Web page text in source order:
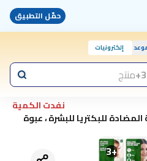
حمّل التطبيق
إلكترونيات
منتج
نفدت الكمية
للبكتريا للبشرة ، عبوة
+
3